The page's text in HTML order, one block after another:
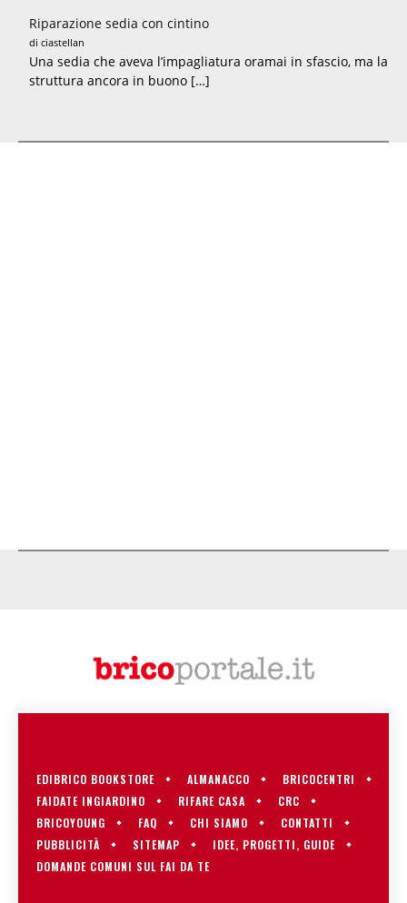
Riparazione sedia con cintino
di ciastellan
Una sedia che aveva l’impagliatura oramai in sfascio, ma la
struttura ancora in buono […]
EDIBRICO BOOKSTORE ALMANACCO
BRICOCENTRI
FAIDATE INGIARDINO
RIFARE CASA
CRC
BRICOYOUNG
FAQ CHI SIAMO
CONTATTI
PUBBLICITÀ
SITEMAP
IDEE, PROGETTI, GUIDE
DOMANDE COMUNI SUL FAI DA TE